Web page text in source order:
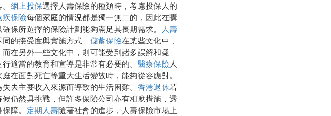
。網上投保選擇人壽保險的種類時，考慮投保人的
疾保險每個家庭的情況都是獨一無二的，因此在購
保所選擇的保險計劃能夠滿足其長期需求。
人壽
的接受度與實施方式。 儲蓄保險在某些文化中，
在另外一些文化中，則可能受到諸多誤解和疑
適當的教育和宣導是非常有必要的。 醫療保險 人
在面對死亡等重大生活變故時，能夠從容應對。
去主要收入來源而導致的生活困難。 香港退休若
仍然具挑戰，但許多保險公司亦有相應措施，透
障。 定期人壽隨著社會的進步，人壽保險市場上